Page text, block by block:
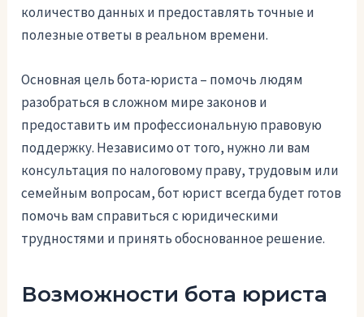
количество данных и предоставлять точные и
полезные ответы в реальном времени.
Основная цель бота-юриста – помочь людям
разобраться в сложном мире законов и
предоставить им профессиональную правовую
поддержку. Независимо от того, нужно ли вам
консультация по налоговому праву, трудовым или
семейным вопросам, бот юрист всегда будет готов
помочь вам справиться с юридическими
трудностями и принять обоснованное решение.
Возможности бота юриста